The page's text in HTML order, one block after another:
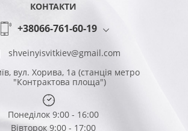
КОНТАКТИ
+38066-761-60-19
shveinyisvitkiev@gmail.com
вул. Хорива, 1а (станція метро
"Контрактова площа")
Понеділок 9:00 - 16:00
Вівторок 9:00 - 17:00